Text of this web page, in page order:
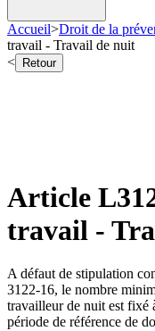
Accueil>Droit de la
travail - Travail de nuit
<
Retour
Article
travail -
A défaut de stipulation
3122-16, le nombre
travailleur de nuit est fixé
période de référence de